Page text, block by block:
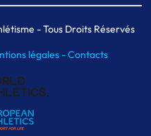
indoor
de Paris- Tous Droits Réservés
légales -Contacts